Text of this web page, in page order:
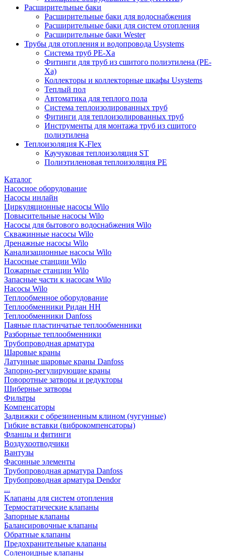
Расширительные баки
Расширительные баки для водоснабжения
Расширительные баки для систем отопления
Расширительные баки Wester
Трубы для отопления и водопровода Usystems
Система труб PE-Xa
Фитинги для труб из сшитого полиэтилена (PE-
Xa)
Коллекторы и коллекторные шкафы Usystems
Теплый пол
Автоматика для теплого пола
Система теплоизолированных труб
Фитинги для теплоизолированных труб
Инструменты для монтажа труб из сшитого
полиэтилена
Теплоизоляция K-Flex
Каучуковая теплоизоляция ST
Полиэтиленовая теплоизоляция PE
Каталог
Насосное оборудование
Насосы инлайн
Циркуляционные насосы Wilo
Повысительные насосы Wilo
Насосы для бытового водоснабжения Wilo
Скважинные насосы Wilo
Дренажные насосы Wilo
Канализационные насосы Wilo
Насосные станции Wilo
Пожарные станции Wilo
Запасные части к насосам Wilo
Насосы Wilo
Теплообменное оборудование
Теплообменники Ридан НН
Теплообменники Danfoss
Паяные пластинчатые теплообменники
Разборные теплообменники
Трубопроводная арматура
Шаровые краны
Латунные шаровые краны Danfoss
Запорно-регулирующие краны
Поворотные затворы и редукторы
Шиберные затворы
Фильтры
Компенсаторы
Задвижки с обрезиненным клином (чугунные)
Гибкие вставки (виброкомпенсаторы)
Фланцы и фитинги
Воздухоотводчики
Вантузы
Фасонные элементы
Трубопроводная арматура Danfoss
Трубопроводная арматура Dendor
...
Клапаны для систем отопления
Термостатические клапаны
Запорные клапаны
Балансировочные клапаны
Обратные клапаны
Предохранительные клапаны
Соленоидные клапаны